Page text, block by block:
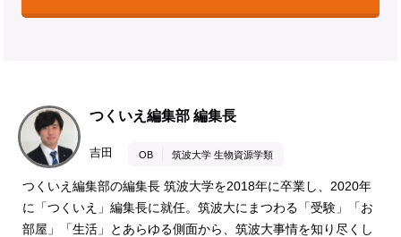
つくいえ編集部 編集長
吉田 OB 筑波大学 生物資源学類
つくいえ編集部の編集長 筑波大学を2018年に卒業し、2020年
に「つくいえ」編集長に就任。筑波大にまつわる「受験」「お
部屋」「生活」とあらゆる側面から、筑波大事情を知り尽くし